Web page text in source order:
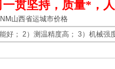
贯坚持，质量*，
山西省运城市价格
好； 2）测温精度高； 3）机械强